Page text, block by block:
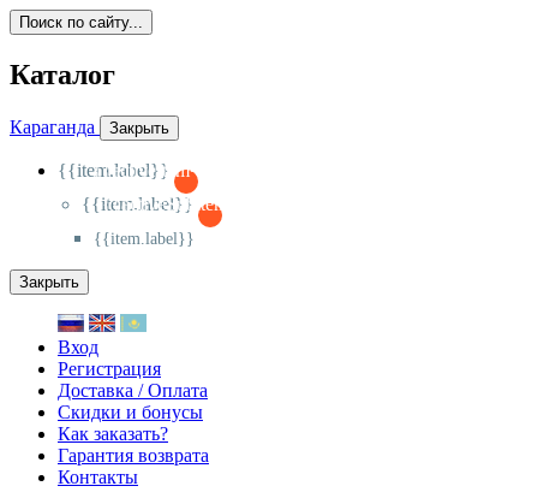
Поиск по сайту...
Каталог
Караганда Закрыть
{{item.label}}
{{activeItem==item.id?'-
{{item.label}}
{{activeSubitem==item.id?'-
{{item.label}}
Закрыть
Вход
Регистрация
Доставка / Оплата
Скидки и бонусы
Как заказать?
Гарантия возврата
Контакты